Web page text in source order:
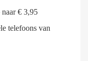
naar € 3,95
telefoons van